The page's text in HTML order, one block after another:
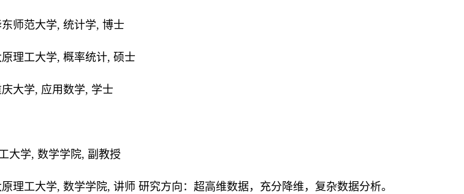
东师范大学, 统计学, 博士
原理工大学, 概率统计, 硕士
庆大学, 应用数学, 学士
大学, 数学学院, 副教授
原理工大学, 数学学院, 讲师 研究方向：超高维数据，充分降维，复杂数据分析。